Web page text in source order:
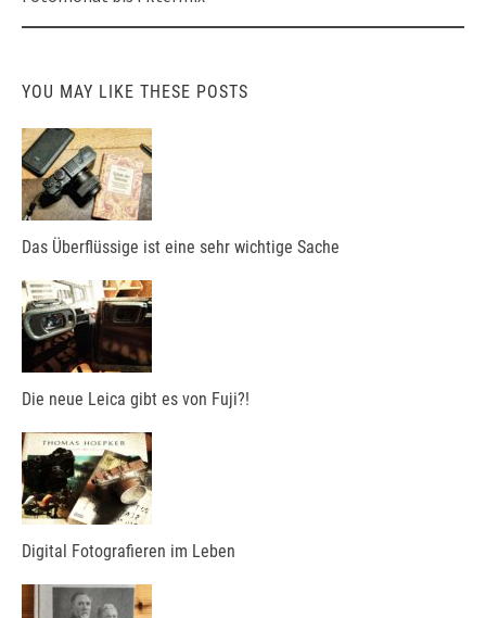
YOU MAY LIKE THESE POSTS
Das Überflüssige ist eine sehr wichtige Sache
Die neue Leica gibt es von Fuji?!
Digital Fotografieren im Leben